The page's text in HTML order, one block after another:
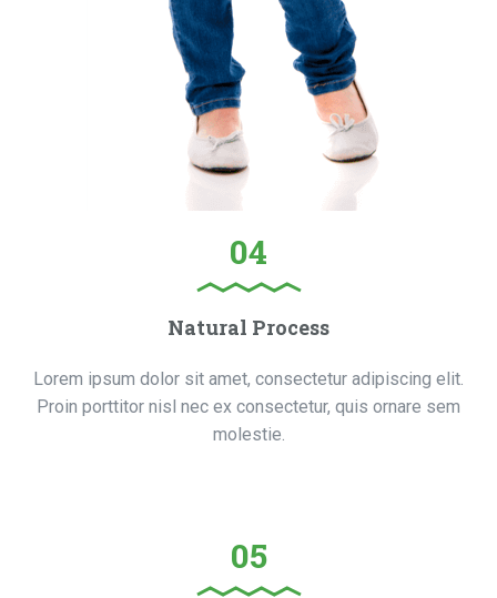
04
Natural Process
Lorem ipsum dolor sit amet, consectetur adipiscing elit.
Proin porttitor nisl nec ex consectetur, quis ornare sem
molestie.
05